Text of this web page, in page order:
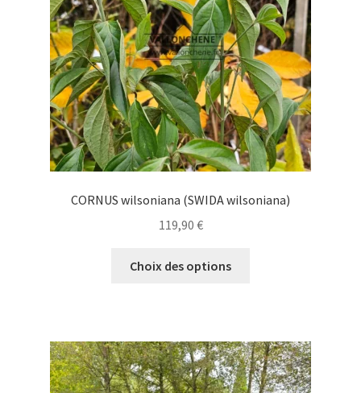
choisies
sur
la
page
du
produit
CORNUS wilsoniana (SWIDA wilsoniana)
119,90 €
Choix des options
Les
options